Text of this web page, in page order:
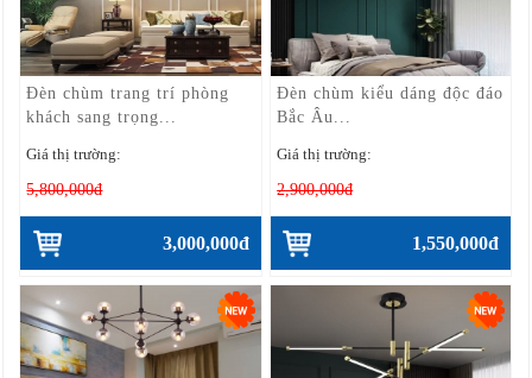
Đèn chùm trang trí phòng
khách sang trọng...
Giá thị trường:
5,800,000đ
3,000,000đ
Đèn chùm kiểu dáng độc đáo
Bắc Âu...
Giá thị trường:
2,900,000đ
1,550,000đ